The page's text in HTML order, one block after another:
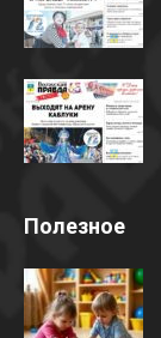
Полезное